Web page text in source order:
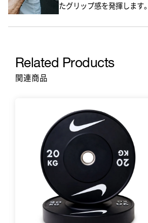
たグリップ感を発揮します。​
Related Products
関連商品